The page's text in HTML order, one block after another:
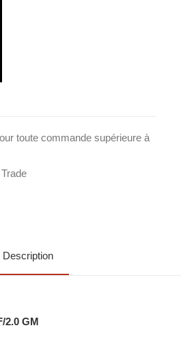
toute commande supérieure à
Description
2.0 GM